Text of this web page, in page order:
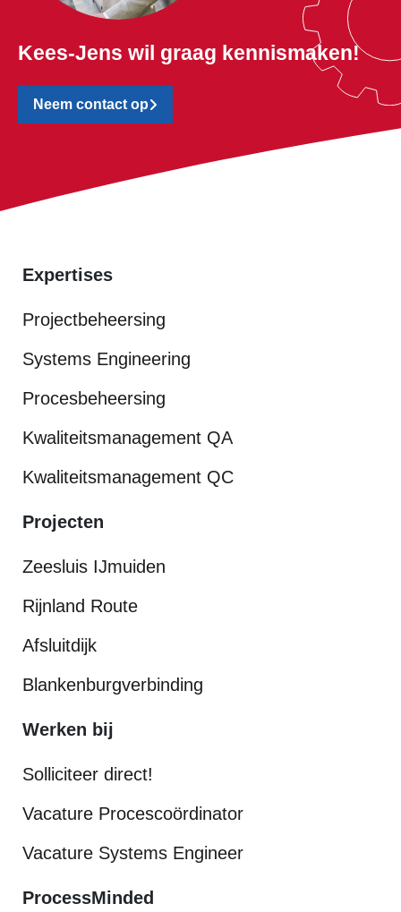
Kees-Jens wil graag kennismaken!
Neem contact op
Expertises
Projectbeheersing
Systems Engineering
Procesbeheersing
Kwaliteitsmanagement QA
Kwaliteitsmanagement QC
Projecten
Zeesluis IJmuiden
Rijnland Route
Afsluitdijk
Blankenburgverbinding
Werken bij
Solliciteer direct!
Vacature Procescoördinator
Vacature Systems Engineer
ProcessMinded